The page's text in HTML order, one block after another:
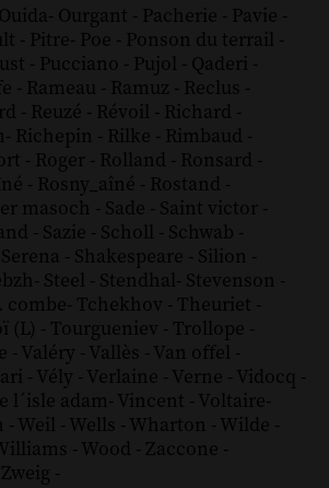
Ouida- Ourgant - Pacherie - Pavie -
- Pitre- Poe - Ponson du terrail -
- Pucciano - Pujol - Qaderi -
- Rameau - Ramuz - Reclus -
- Reuzé - Révoil - Richard -
- Richepin - Rilke - Rimbaud -
- Roger - Rolland - Ronsard -
- Rosny_aîné - Rostand -
masoch - Sade - Saint victor -
- Sazie - Scholl - Schwab -
Serena - Shakespeare - Silion -
- Steel - Stendhal- Stevenson -
combe- Tchekhov - Theuriet -
(L) - Tourgueniev - Trollope -
- Valéry - Vallès - Van offel -
- Vély - Verlaine - Verne - Vidocq -
l´isle adam- Vincent - Voltaire-
- Weil - Wells - Wharton - Wilde -
- Wood - Zaccone -
Zweig -